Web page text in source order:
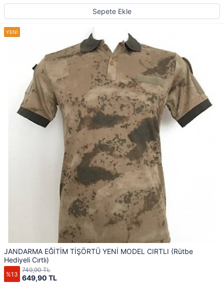
Sepete Ekle
JANDARMA EĞİTİM TİŞÖRTÜ YENİ MODEL CIRTLI (Rütbe
Hediyeli Cırtlı)
%13 649,90 TL
749,90 TL